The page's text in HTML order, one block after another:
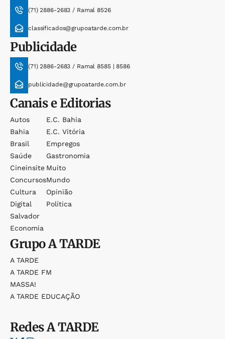
(71) 2886-2683 / Ramal 8526
classificados@grupoatarde.com.br
Publicidade
(71) 2886-2683 / Ramal 8585 | 8586
publicidade@grupoatarde.com.br
Canais e Editorias
Autos
Bahia
Brasil
Saúde
Cineinsite
Concursos
Cultura
Digital
Salvador
Economia
E.c. Bahia
E.c. Vitória
Empregos
Gastronomia
Muito
Mundo
Opinião
Política
GrupoA TARDE
A TARDE
A TARDE FM
MASSA!
A TARDE EDUCAÇÃO
RedesA TARDE